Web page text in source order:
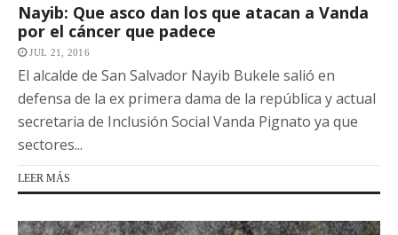
Nayib: Que asco dan los que atacan a Vanda
por el cáncer que padece
JUL 21, 2016
El alcalde de San Salvador Nayib Bukele salió en
defensa de la ex primera dama de la república y actual
secretaria de Inclusión Social Vanda Pignato ya que
sectores...
LEER MÁS